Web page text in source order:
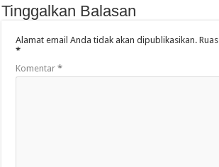
Tinggalkan Balasan
Alamat email Anda tidak akan dipublikasikan.
*
Komentar*